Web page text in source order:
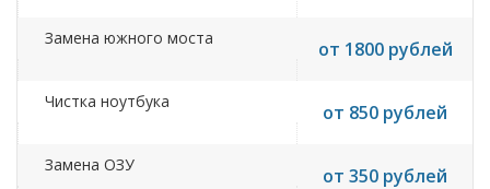
Замена южного моста от 1800 рублей
Чистка ноутбука от 850 рублей
Замена ОЗУ от 350 рублей